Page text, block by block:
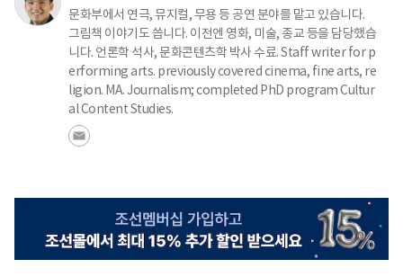
문화부에서 연극, 뮤지컬, 무용 등 공연 분야를 맡고 있습니다.
그림책 이야기도 씁니다. 이전엔 영화, 미술, 종교 등을 담당했습
니다. 언론학 석사, 문화콘텐츠학 박사 수료. Staff writer for p
erforming arts. previously covered cinema, fine arts, re
ligion. MA. Journalism; completed PhD program Cultur
al Content Studies.